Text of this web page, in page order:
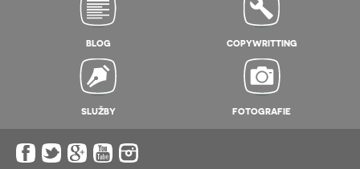
BLOG COPYWRITTING
SLUŽBY FOTOGRAFIE